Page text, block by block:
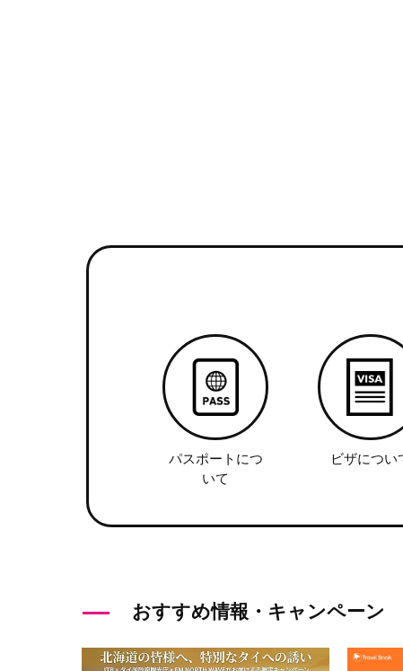
パスポートにつ
いて
ビザについ
おすすめ情報・キャンペーン